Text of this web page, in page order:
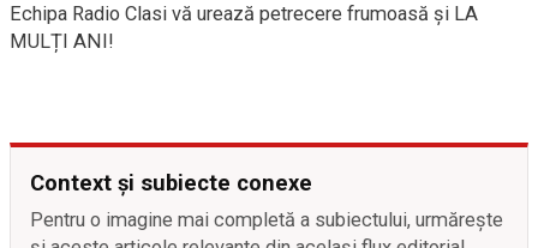
Echipa Radio Clasi vă urează petrecere frumoasă și LA
MULȚI ANI!
Context și subiecte conexe
Pentru o imagine mai completă a subiectului, urmărește